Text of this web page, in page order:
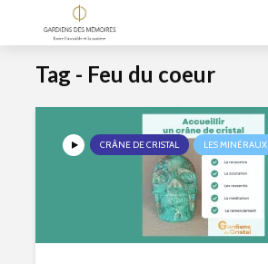
Tag - Feu du coeur
CRÂNE DE CRISTAL LES MINÉRAUX